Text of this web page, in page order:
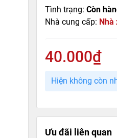
Tình trạng: Còn
Nhà cung cấp: Nhà
40.000₫
Hiện không còn
Ưu đãi liên quan